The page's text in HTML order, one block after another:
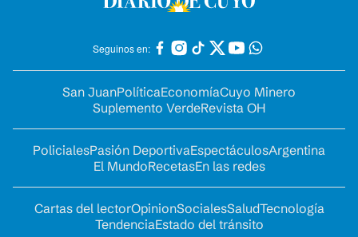
Seguinos en:
San JuanPolíticaEconomíaCuyo Minero
Suplemento VerdeRevista OH
PolicialesPasión DeportivaEspectáculosArgentina
El MundoRecetasEn las redes
Cartas del lectorOpinionSocialesSaludTecnología
TendenciaEstado del tránsito